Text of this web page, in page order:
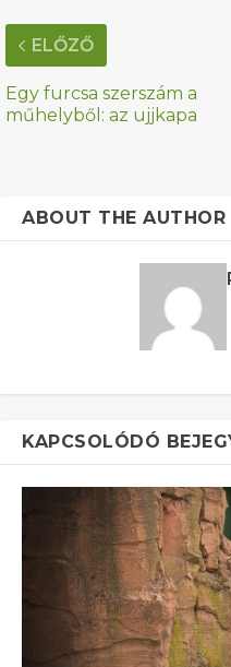
ELŐZŐ
Egy furcsa szerszám a
műhelyből: az ujjkapa
ABOUT THE AUTHOR
KAPCSOLÓDÓ